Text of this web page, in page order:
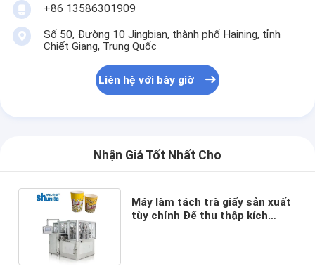
+86 13586301909
Số 50, Đường 10 Jingbian, thành phố Haining, tỉnh
Chiết Giang, Trung Quốc
Liên hệ với bây giờ
Nhận Giá Tốt Nhất Cho
Máy làm tách trà giấy sản xuất
tùy chỉnh Để thu thập kích